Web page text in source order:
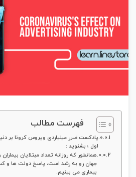
فهرست مطالب
پادکست ضرر میلیاردی ویروس کرونا بر
اول ؛ بشنوید :
همانطور که روزانه تعداد مبتلایان
جهان رو به رشد است، پاسخ دولت ها و
بیماری می بینیم.